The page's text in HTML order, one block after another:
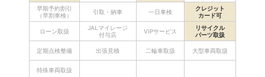
早期予約割引
（早割車検）
引取・納車 一日車検
クレジット
カード可
ローン取扱
JALマイレージ
付与店
VIPサービス
リサイクル
パーツ取扱
定期点検整備 出張見積 二輪車取扱 大型車両取扱
特殊車両取扱